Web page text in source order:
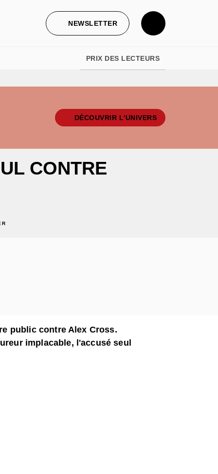
NEWSLETTER
PRIX DES LECTEURS
DÉCOUVRIR L'UNIVERS
CONTRE
public contre Alex Cross.
implacable, l'accusé seul